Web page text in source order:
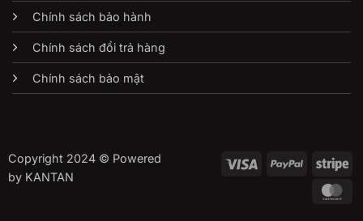
Chính sách bảo hành
Chính sách đổi trả hàng
Chính sách bảo mật
Copyright 2024 © Powered
by KANTAN
Visa PayPal